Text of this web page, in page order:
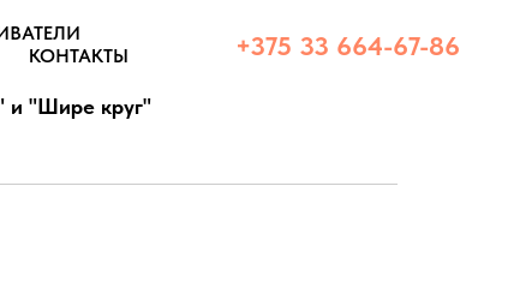
КОНТАКТЫ +375 33 664-67-86
и "Шире круг"